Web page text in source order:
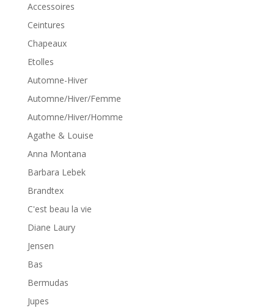
Accessoires
Ceintures
Chapeaux
Etolles
Automne-Hiver
Automne/Hiver/Femme
Automne/Hiver/Homme
Agathe & Louise
Anna Montana
Barbara Lebek
Brandtex
C'est beau la vie
Diane Laury
Jensen
Bas
Bermudas
Jupes